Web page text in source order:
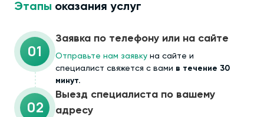
Этапы оказания услуг
01
Заявка по телефону или на сайте
Отправьте нам заявку на сайте и
специалист свяжется с вами в течение 30
минут.
02
Выезд специалиста по вашему
адресу